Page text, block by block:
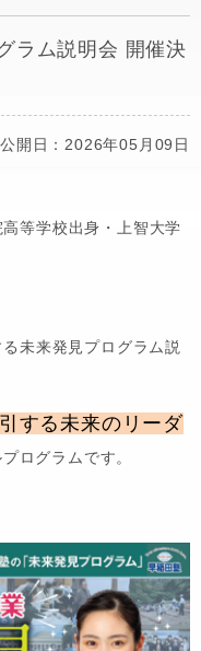
ラム説明会 開催決
公開日：2026年05月09日
等学校出身・上智大学
未来発見プログラム説
する未来のリーダ
ログラムです。